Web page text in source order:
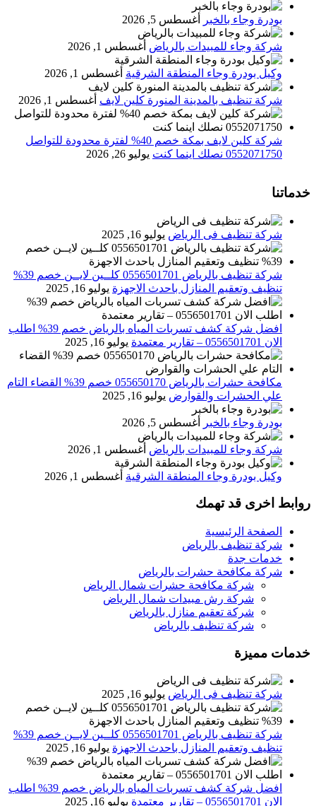
بودرة وجاء بالخبر أغسطس 5, 2026
شركة وجاء للمبيدات بالرياض أغسطس 1, 2026
وكيل بودرة وجاء المنطقة الشرقية أغسطس 1, 2026
شركة تنظيف بالمدينة المنورة كلين لايف أغسطس 1, 2026
شركة كلين لايف بمكة خصم 40% لفترة محدودة للتواصل
0552071750 نصلك اينما كنت
يوليو 26, 2026
خدماتنا
شركة تنظيف فى الرياض يوليو 16, 2025
شركة تنظيف بالرياض 0556501701 كلــين لايــن خصم 39%
تنظيف وتعقيم المنازل باحدث الاجهزة يوليو 16, 2025
افضل شركة كشف تسربات المياه بالرياض خصم 39% اطلب
الان 0556501701‬‏ – تقارير معتمدة
يوليو 16, 2025
مكافحة حشرات بالرياض 055650170 خصم 39% القضاء التام
علي الحشرات والقوارض يوليو 16, 2025
بودرة وجاء بالخبر أغسطس 5, 2026
شركة وجاء للمبيدات بالرياض أغسطس 1, 2026
وكيل بودرة وجاء المنطقة الشرقية أغسطس 1, 2026
روابط اخرى قد تهمك
الصفحة الرئيسية
شركة تنظيف بالرياض
خدمات جدة
شركة مكافحة حشرات بالرياض
شركة مكافحة حشرات شمال الرياض
شركة رش مبيدات شمال الرياض
شركة تعقيم منازل بالرياض
شركة تنظيف بالرياض
خدمات مميزة
شركة تنظيف فى الرياض يوليو 16, 2025
شركة تنظيف بالرياض 0556501701 كلــين لايــن خصم 39%
تنظيف وتعقيم المنازل باحدث الاجهزة يوليو 16, 2025
افضل شركة كشف تسربات المياه بالرياض خصم 39% اطلب
الان 0556501701‬‏ – تقارير معتمدة
يوليو 16, 2025